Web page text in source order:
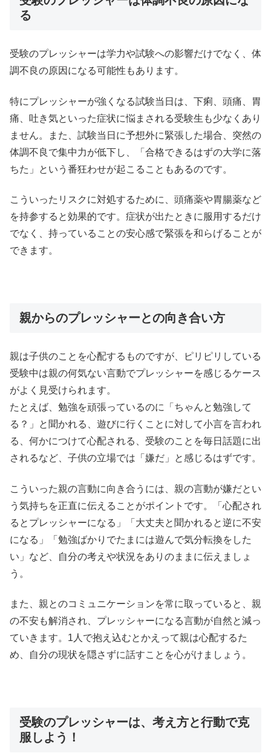
る
受験のプレッシャーは学力や試験への影響だけでなく、体
調不良の原因になる可能性もあります。
特にプレッシャーが強くなる試験当日は、下痢、頭痛、胃
痛、吐き気といった症状に悩まされる受験生も少なくあり
ません。また、試験当日に予想外に緊張した場合、突然の
体調不良で集中力が低下し、「合格できるはずの大学に落
ちた」という番狂わせが起こることもあるのです。
こういったリスクに対処するために、頭痛薬や胃腸薬など
を持参すると効果的です。症状が出たときに服用するだけ
でなく、持っていることの安心感で緊張を和らげることが
できます。
親からのプレッシャーとの向き合い方
親は子供のことを心配するものですが、ピリピリしている
受験中は親の何気ない言動でプレッシャーを感じるケース
がよく見受けられます。
たとえば、勉強を頑張っているのに「ちゃんと勉強して
る？」と聞かれる、遊びに行くことに対して小言を言われ
る、何かにつけて心配される、受験のことを毎日話題に出
されるなど、子供の立場では「嫌だ」と感じるはずです。
こういった親の言動に向き合うには、親の言動が嫌だとい
う気持ちを正直に伝えることがポイントです。「心配され
るとプレッシャーになる」「大丈夫と聞かれると逆に不安
になる」「勉強ばかりでたまには遊んで気分転換をした
い」など、自分の考えや状況をありのままに伝えましょ
う。
また、親とのコミュニケーションを常に取っていると、親
の不安も解消され、プレッシャーになる言動が自然と減っ
ていきます。1人で抱え込むとかえって親は心配するた
め、自分の現状を隠さずに話すことを心がけましょう。
受験のプレッシャーは、考え方と行動で克
服しよう！